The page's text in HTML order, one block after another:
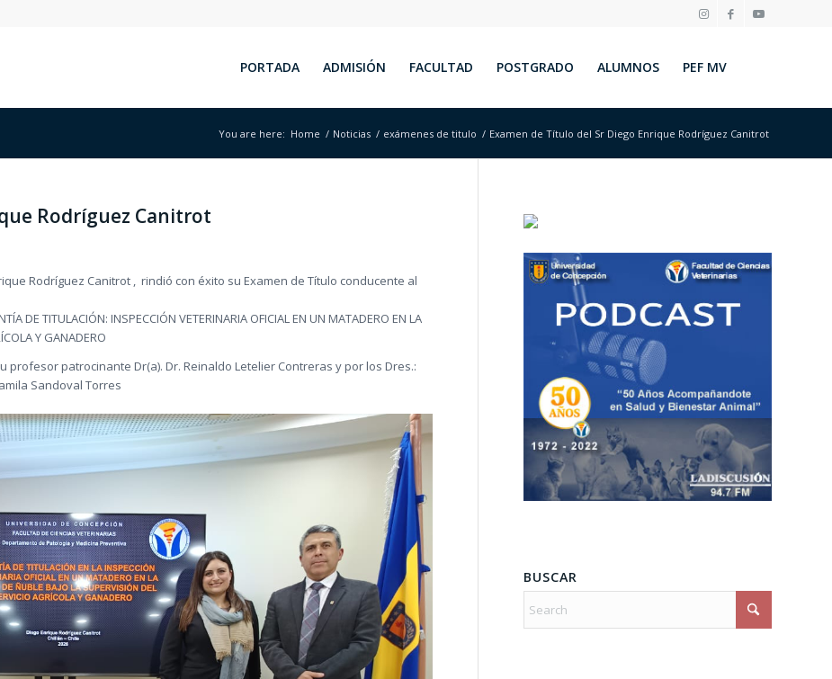
PORTADA ADMISIÓN FACULTAD POSTGRADO ALUMNOS PEF MV
You are here: Home / Noticias / exámenes de titulo / Examen de Título del Sr Diego Enrique Rodríguez Canitrot
Rodríguez Canitrot
Rodríguez Canitrot , rindió con éxito su Examen de Título conducente al
TITULACIÓN: INSPECCIÓN VETERINARIA OFICIAL EN UN MATADERO EN LA
Y GANADERO
patrocinante Dr(a). Dr. Reinaldo Letelier Contreras y por los Dres.:
Sandoval Torres
BUSCAR